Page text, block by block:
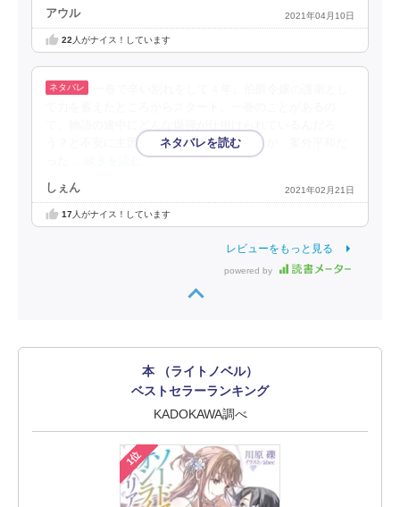
アウル 2021年04月10日
22 人がナイス！しています
う？と不安に主因果ら読み進めていましたが、案外平和だ
しぇん 2021年02月21日
17人がナイス！しています
レビューをもっと見る
powered by
本 （ライトノベル）
ベストセラーランキング
KADOKAWA調べ
1位